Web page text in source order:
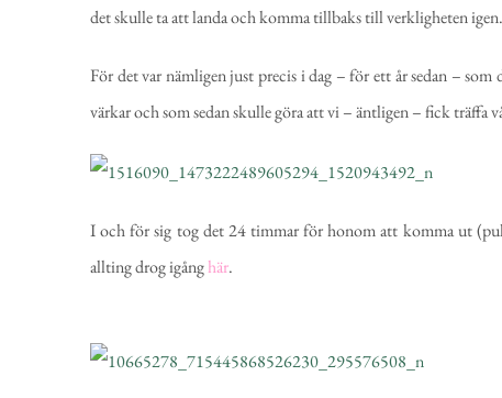
det skulle ta att landa och komma tillbaks till verkligheten igen.
För det var nämligen just precis i dag – för ett år sedan –
värkar och som sedan skulle göra att vi – äntligen – fick träffa
I och för sig tog det 24 timmar för honom att komma ut
allting drog igånghär.